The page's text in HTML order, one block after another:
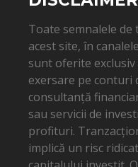
Toate semnalele
acest site, în
sunt oferite
exersare pe conturi
consultanță
sau servicii de
profituri.
implică un risc